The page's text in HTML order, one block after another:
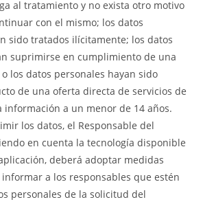
al tratamiento y no exista otro motivo
con el mismo; los datos
sido tratados ilícitamente; los datos
suprimirse en cumplimiento de una
los datos personales hayan sido
de una oferta directa de servicios de
información a un menor de 14 años.
los datos, el Responsable del
en cuenta la tecnología disponible
deberá adoptar medidas
a los responsables que estén
personales de la solicitud del